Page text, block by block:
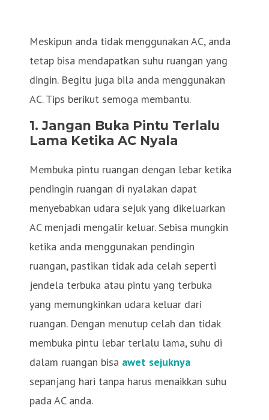
Meskipun anda tidak menggunakan AC, anda
tetap bisa mendapatkan suhu ruangan yang
dingin. Begitu juga bila anda menggunakan
AC. Tips berikut semoga membantu.
1.Jangan Buka Pintu Terlalu
Lama Ketika AC Nyala
Membuka pintu ruangan dengan lebar ketika
pendingin ruangan di nyalakan dapat
menyebabkan udara sejuk yang dikeluarkan
AC menjadi mengalir keluar. Sebisa mungkin
ketika anda menggunakan pendingin
ruangan, pastikan tidak ada celah seperti
jendela terbuka atau pintu yang terbuka
yang memungkinkan udara keluar dari
ruangan. Dengan menutup celah dan tidak
membuka pintu lebar terlalu lama, suhu di
dalam ruangan bisa awet sejuknya
sepanjang hari tanpa harus menaikkan suhu
pada AC anda.